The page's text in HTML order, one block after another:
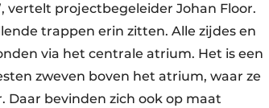
vertelt projectbegeleider Johan Floor.
trappen erin zitten. Alle zijdes en
via het centrale atrium. Het is een
zweven boven het atrium, waar ze
bevinden zich ook op maat